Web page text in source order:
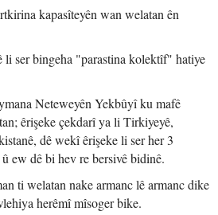
kapasîteyên wan welatan ên
ser bingeha "parastina kolektîf" hatiye
Neteweyên Yekbûyî ku mafê
êrişeke çekdarî ya li Tirkiyeyê,
dê wekî êrişeke li ser her 3
ew dê bi hev re bersivê bidinê.
ti welatan nake armanc lê armanc dike
herêmî mîsoger bike.